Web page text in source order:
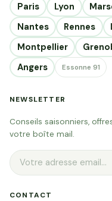
Paris Lyon
Nantes
Rennes
Montpellier
Angers
Essonne 91
NEWSLETTER
Conseils saisonniers,
votre boîte mail.
CONTACT